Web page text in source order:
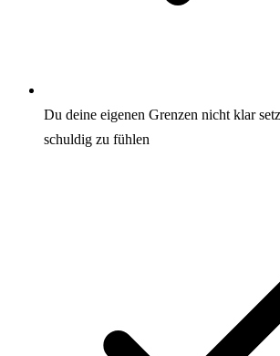
Du deine eigenen Grenzen nicht klar
schuldig zu fühlen